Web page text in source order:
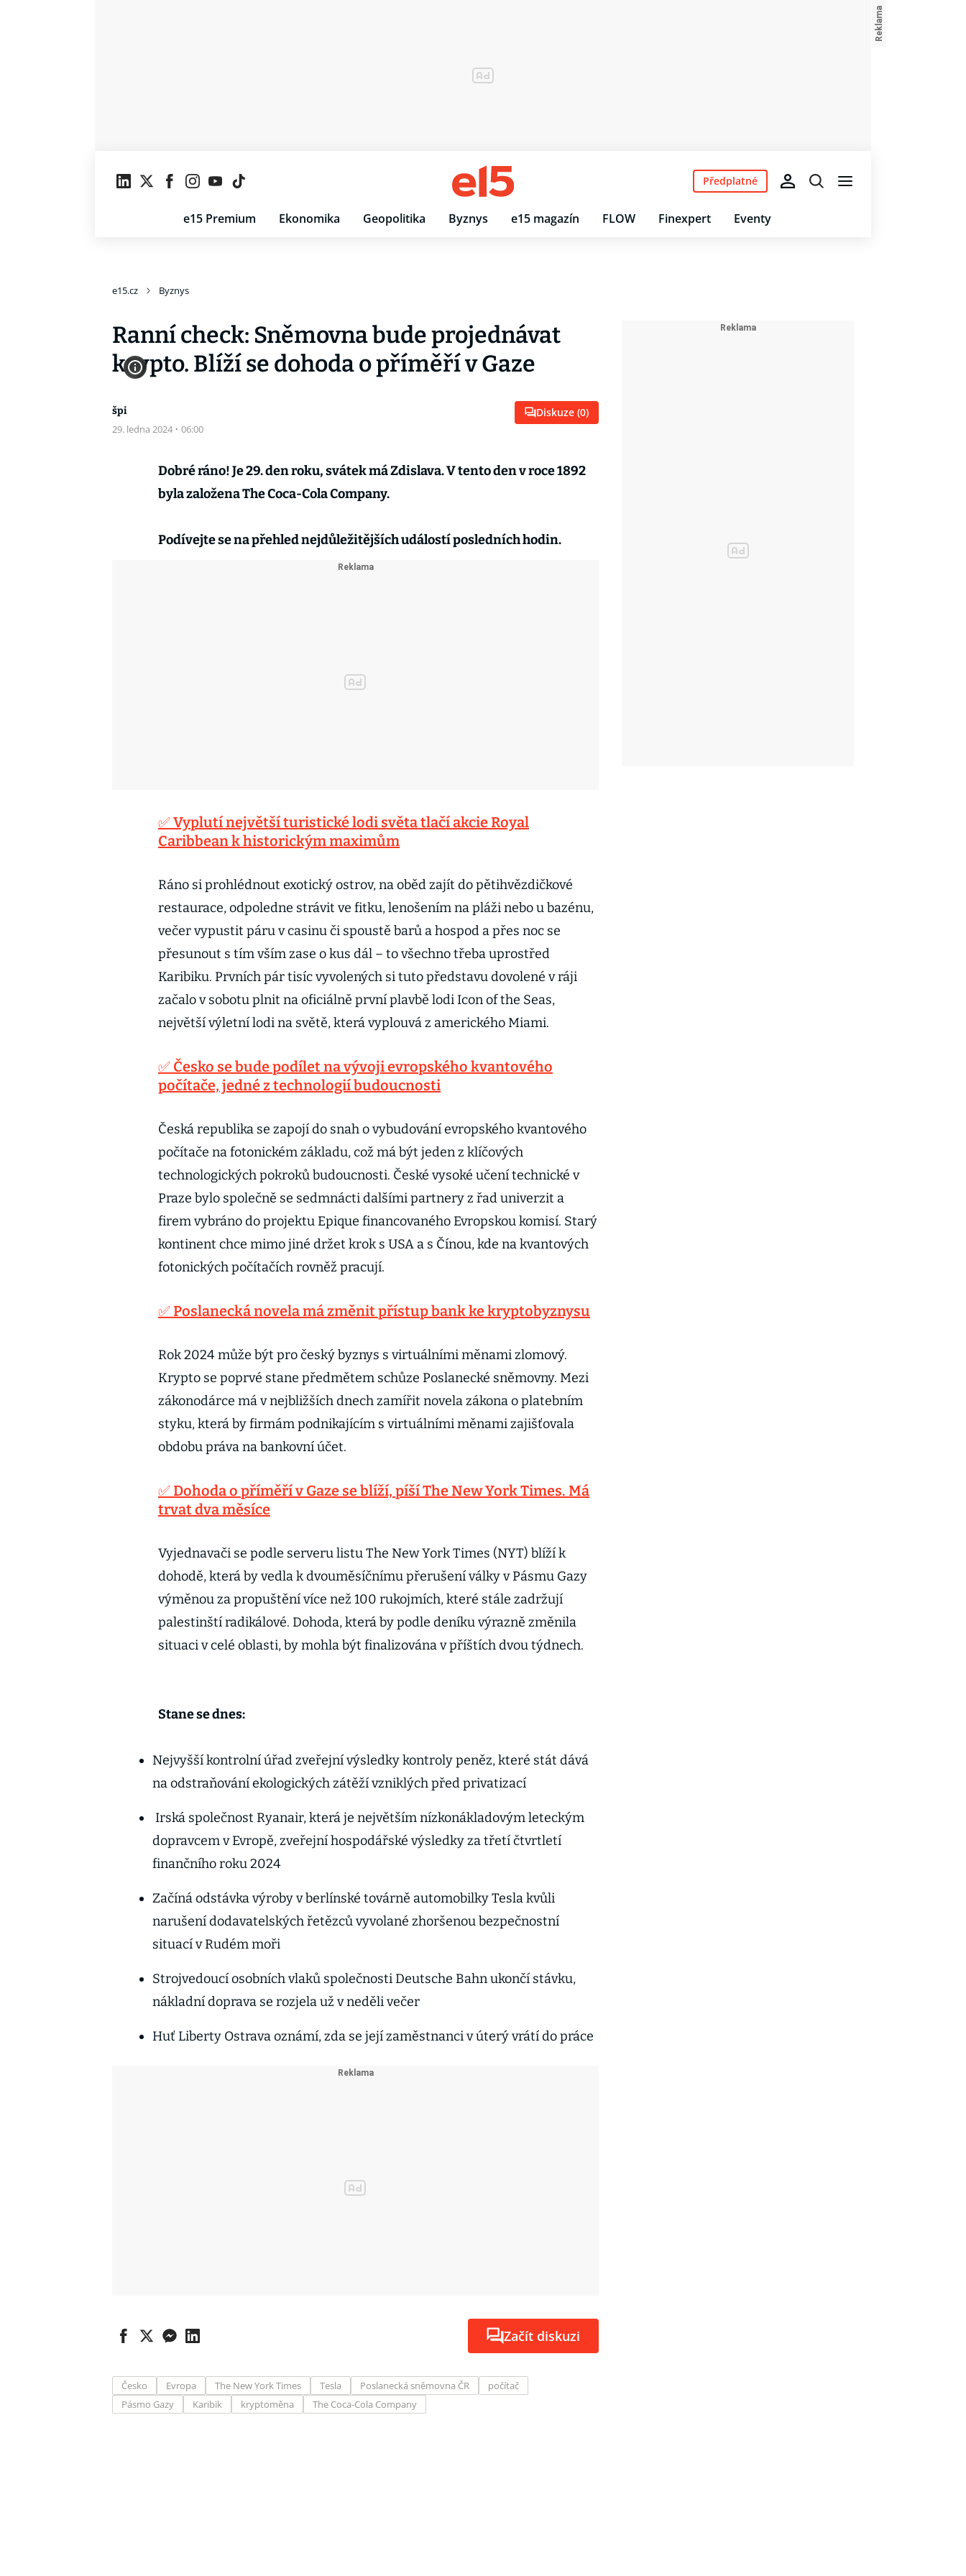
e15 Premium Ekonomika Geopolitika Byznys e15 magazín FLOW Finexpert Eventy
Předplatné
e15.cz Byznys
Ranní check: Sněmovna bude projednávat
krypto. Blíží se dohoda o příměří v Gaze
špi
29. ledna 2024 · 06:00
Diskuze (0)
Dobré ráno! Je 29. den roku, svátek má Zdislava. V tento den v roce 1892
byla založena The Coca-Cola Company.
Podívejte se na přehled nejdůležitějších událostí posledních hodin.
✅ Vyplutí největší turistické lodi světa tlačí akcie Royal
Caribbean k historickým maximům
Ráno si prohlédnout exotický ostrov, na oběd zajít do pětihvězdičkové
restaurace, odpoledne strávit ve fitku, lenošením na pláži nebo u bazénu,
večer vypustit páru v casinu či spoustě barů a hospod a přes noc se
přesunout s tím vším zase o kus dál – to všechno třeba uprostřed
Karibiku. Prvních pár tisíc vyvolených si tuto představu dovolené v ráji
začalo v sobotu plnit na oficiálně první plavbě lodi Icon of the Seas,
největší výletní lodi na světě, která vyplouvá z amerického Miami.
✅ Česko se bude podílet na vývoji evropského kvantového
počítače, jedné z technologií budoucnosti
Česká republika se zapojí do snah o vybudování evropského kvantového
počítače na fotonickém základu, což má být jeden z klíčových
technologických pokroků budoucnosti. České vysoké učení technické v
Praze bylo společně se sedmnácti dalšími partnery z řad univerzit a
firem vybráno do projektu Epique financovaného Evropskou komisí. Starý
kontinent chce mimo jiné držet krok s USA a s Čínou, kde na kvantových
fotonických počítačích rovněž pracují.
✅ Poslanecká novela má změnit přístup bank ke kryptobyznysu
Rok 2024 může být pro český byznys s virtuálními měnami zlomový.
Krypto se poprvé stane předmětem schůze Poslanecké sněmovny. Mezi
zákonodárce má v nejbližších dnech zamířit novela zákona o platebním
styku, která by firmám podnikajícím s virtuálními měnami zajišťovala
obdobu práva na bankovní účet.
✅ Dohoda o příměří v Gaze se blíží, píší The New York Times. Má
trvat dva měsíce
Vyjednavači se podle serveru listu The New York Times (NYT) blíží k
dohodě, která by vedla k dvouměsíčnímu přerušení války v Pásmu Gazy
výměnou za propuštění více než 100 rukojmích, které stále zadržují
palestinští radikálové. Dohoda, která by podle deníku výrazně změnila
situaci v celé oblasti, by mohla být finalizována v příštích dvou týdnech.
Stane se dnes:
Nejvyšší kontrolní úřad zveřejní výsledky kontroly peněz, které stát dává
na odstraňování ekologických zátěží vzniklých před privatizací
Irská společnost Ryanair, která je největším nízkonákladovým leteckým
dopravcem v Evropě, zveřejní hospodářské výsledky za třetí čtvrtletí
finančního roku 2024
Začíná odstávka výroby v berlínské továrně automobilky Tesla kvůli
narušení dodavatelských řetězců vyvolané zhoršenou bezpečnostní
situací v Rudém moři
Strojvedoucí osobních vlaků společnosti Deutsche Bahn ukončí stávku,
nákladní doprava se rozjela už v neděli večer
Huť Liberty Ostrava oznámí, zda se její zaměstnanci v úterý vrátí do práce
Začít diskuzi
Česko Evropa The New York Times Tesla Poslanecká sněmovna ČR
počítač
Pásmo Gazy
Karibik kryptoměna The Coca-Cola Company